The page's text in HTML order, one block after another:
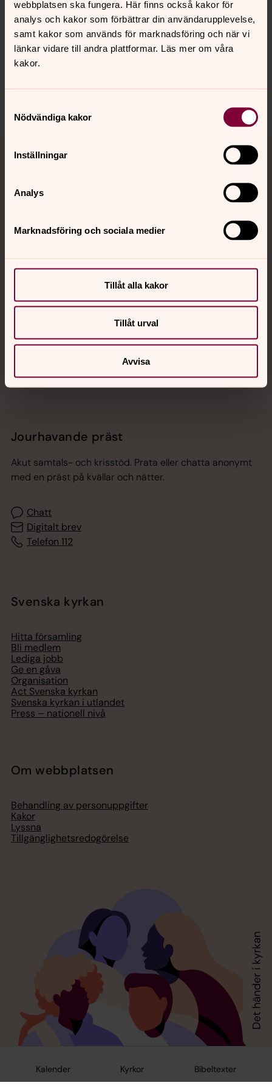
webbplatsen ska fungera. Här finns också kakor för
analys och kakor som förbättrar din användarupplevelse,
samt kakor som används för marknadsföring och när vi
länkar vidare till andra plattformar. Läs mer om våra
kakor.
Nödvändiga kakor
Inställningar
Analys
Marknadsföring och sociala medier
Tillåt alla kakor
Tillåt urval
Avvisa
Kalender Kyrkor Bibeltexter
Synpunkter eller frågor på sidans
innehåll?
Kontakt
Sociala kanaler
Jourhavande präst
Akut samtals- och krisstöd. Prata eller chatta anonymt
med en präst på kvällar och nätter.
Chatt
Digitalt brev
Telefon 112
Svenska kyrkan
Hitta församling
Bli medlem
Lediga jobb
Ge en gåva
Organisation
Act Svenska kyrkan
Svenska kyrkan i utlandet
Press – nationell nivå
Om webbplatsen
Behandling av personuppgifter
Kakor
Lyssna
Tillgänglighetsredogörelse